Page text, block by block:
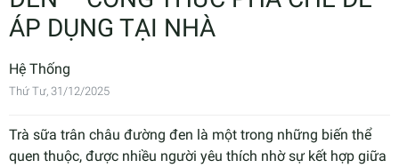
ÁP DỤNG TẠI NHÀ
Hệ Thống
Thứ Tư, 31/12/2025
Trà sữa trân châu đường đen là một trong những biến thể
quen thuộc, được nhiều người yêu thích nhờ sự kết hợp giữa